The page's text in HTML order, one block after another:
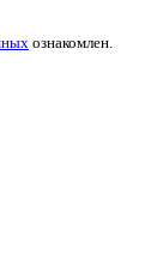
ознакомлен.